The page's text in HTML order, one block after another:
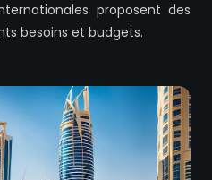
proposent des
besoins et budgets.